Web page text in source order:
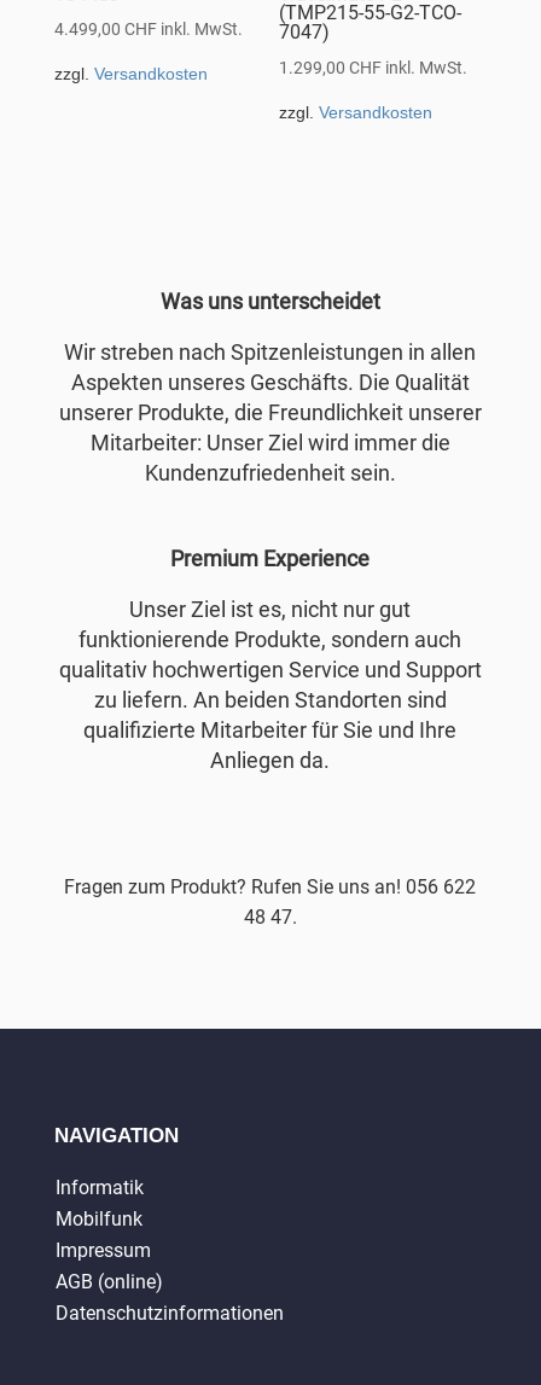
4.499,00 CHF inkl. MwSt.
zzgl. Versandkosten
(TMP215-55-G2-TCO-
7047)
1.299,00CHF inkl. MwSt.
zzgl.Versandkosten
Was uns unterscheidet
Wir streben nach Spitzenleistungen in allen
Aspekten unseres Geschäfts. Die Qualität
unserer Produkte, die Freundlichkeit unserer
Mitarbeiter: Unser Ziel wird immer die
Kundenzufriedenheit sein.
Premium Experience
Unser Ziel ist es, nicht nur gut
funktionierende Produkte, sondern auch
qualitativ hochwertigen Service und Support
zu liefern. An beiden Standorten sind
qualifizierte Mitarbeiter für Sie und Ihre
Anliegen da.
Fragen zum Produkt? Rufen Sie uns an! 056 622
48 47.
NAVIGATION
Informatik
Mobilfunk
Impressum
AGB (online)
Datenschutzinformationen